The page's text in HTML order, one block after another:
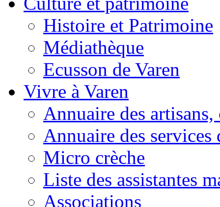
Histoire et Patrimoine
Médiathèque
Ecusson de Varen
Vivre à Varen
Annuaire des
Annuaire des services
Micro crèche
Liste des assistantes
Associations